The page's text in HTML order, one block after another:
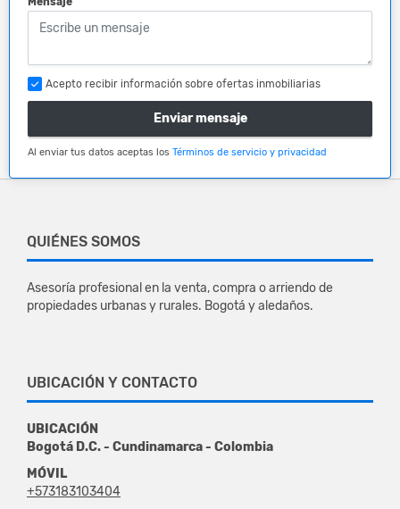
Acepto recibir información sobre ofertas inmobiliarias
Enviar mensaje
Al enviar tus datos aceptas los Términos de servicio y privacidad
QUIÉNES SOMOS
Asesoría profesional en la venta, compra o arriendo de
propiedades urbanas y rurales. Bogotá y aledaños.
UBICACIÓN Y CONTACTO
UBICACIÓN
Bogotá D.C. - Cundinamarca - Colombia
MÓVIL
+573183103404